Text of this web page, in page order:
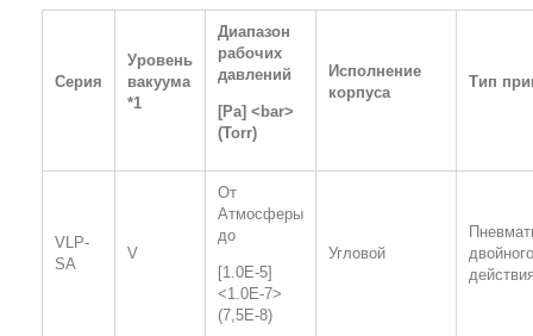
Серия
Уровень
вакуума
*1
Диапазон
рабочих
давлений
[Pa] < bar>
(Torr)
Исполнение
корпуса
Тип
VLP-
SA
V
От
Атмосферы
до
[1.0E-5]
<1.0E-7>
(7,5E-8)
Угловой
двойного